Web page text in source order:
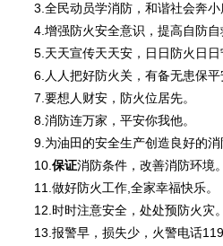
3.全民动员学消防，和谐社会奔小
4.增强防火安全意识，提高自防自
5.天天宣传天天安，日日防火日日
6.人人把好防火关，有备无患保平
7.要想人财安，防火位居先。
8.消防连万家，平安你我他。
9.为油田的安全生产创造良好的消
10. 保证消防条件，改善消防环境。
11.做好防火工作,全家幸福快乐。
12.时时注意安全，处处预防火灾。
13.报警早，损失少，火警电话119